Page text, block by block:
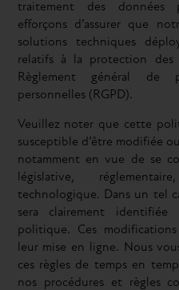
traitement des données
efforçons d’assurer que
solutions techniques
relatifs à la protection des
Règlement général de
personnelles (RGPD).
Veuillez noter que cette
susceptible d’être modifiée
notamment en vue de se
législative,
technologique. Dans un tel
sera clairement
politique. Ces
leur mise en ligne. Nous
ces règles de temps en
nos procédures et règles